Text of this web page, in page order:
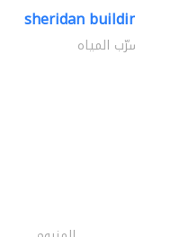
sheridan building
تسرّب المياه